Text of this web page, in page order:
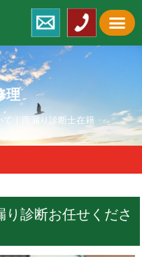
理
｜雨漏り診断士在籍
診断お任せくださ